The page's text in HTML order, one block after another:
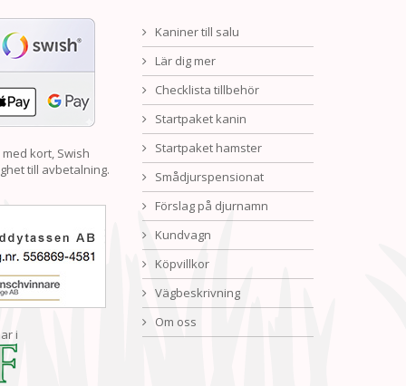
kort, Swish
till avbetalning.
i
Kaniner till salu
Lär dig mer
Checklista tillbehör
Startpaket kanin
Startpaket hamster
Smådjurspensionat
Förslag på djurnamn
Kundvagn
Köpvillkor
Vägbeskrivning
Om oss